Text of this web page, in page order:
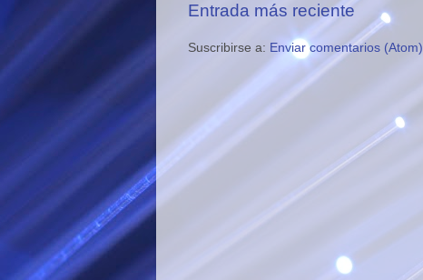
Entrada más reciente
Suscribirse a: Enviar comentarios (Atom)